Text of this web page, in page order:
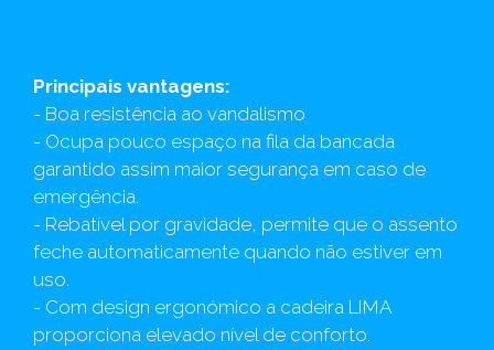
Principais vantagens:
- Boa resistência ao vandalismo
- Ocupa pouco espaço na fila da bancada
garantido assim maior segurança em caso de
emergência.
- Rebatível por gravidade, permite que o assento
feche automaticamente quando não estiver em
uso.
- Com design ergonómico a cadeira LIMA
proporciona elevado nível de conforto.